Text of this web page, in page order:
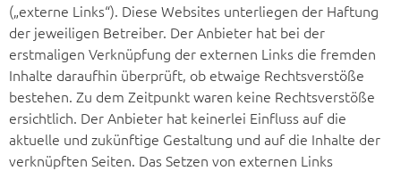
(„externe Links“). Diese Websites unterliegen der Haftung
der jeweiligen Betreiber. Der Anbieter hat bei der
erstmaligen Verknüpfung der externen Links die fremden
Inhalte daraufhin überprüft, ob etwaige Rechtsverstöße
bestehen. Zu dem Zeitpunkt waren keine Rechtsverstöße
ersichtlich. Der Anbieter hat keinerlei Einfluss auf die
aktuelle und zukünftige Gestaltung und auf die Inhalte der
verknüpften Seiten. Das Setzen von externen Links